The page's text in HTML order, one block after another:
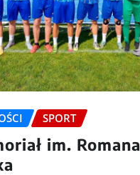
SPORT
im. Romana